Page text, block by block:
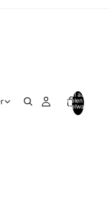
Totaal aantal
artikelen in
winkelwagen: